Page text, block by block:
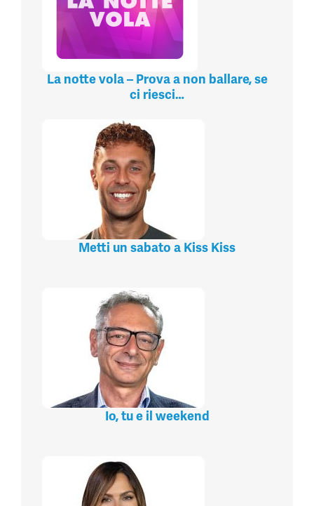
La notte vola – Prova a non ballare, se
ci riesci…
Metti un sabato a Kiss Kiss
Io, tu e il weekend